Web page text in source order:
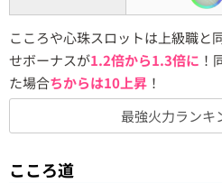
こころや心珠スロットは上級職と
せボーナスが1.2倍から1.3倍に ！
た場合ちからは10上昇 ！
最強火力ランキ
こころ道